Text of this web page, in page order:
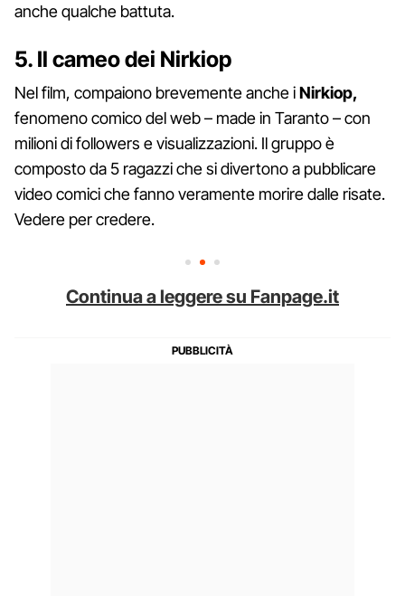
anche qualche battuta.
5. Il cameo dei Nirkiop
Nel film, compaiono brevemente anche iNirkiop,
fenomeno comico del web – made in Taranto – con
milioni di followers e visualizzazioni. Il gruppo è
composto da 5 ragazzi che si divertono a pubblicare
video comici che fanno veramente morire dalle risate.
Vedere per credere.
Continua a leggere su Fanpage.it